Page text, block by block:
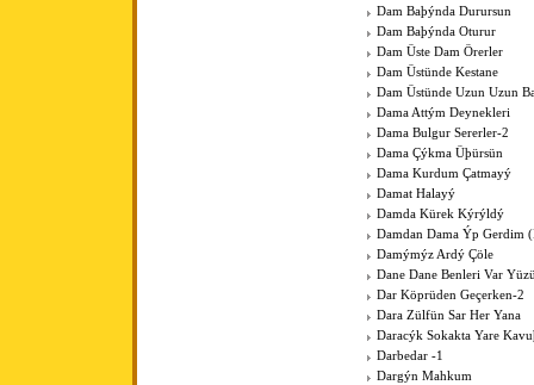
Dam Baþýnda Durursun
Dam Baþýnda Oturur
Dam Üste Dam Örerler
Dam Üstünde Kestane
Dam Üstünde Uzun Uzun
Dama Attým Deynekleri
Dama Bulgur Sererler-2
Dama Çýkma Üþürsün
Dama Kurdum Çatmayý
Damat Halayý
Damda Kürek Kýrýldý
Damdan Dama Ýp Gerdim
Damýmýz Ardý Çöle
Dane Dane Benleri Var
Dar Köprüden Geçerken-2
Dara Zülfün Sar Her Yana
Daracýk Sokakta Yare
Darbedar -1
Dargýn Mahkum